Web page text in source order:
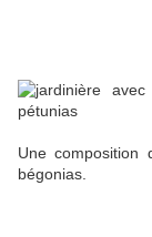
Une composition
bégonias.